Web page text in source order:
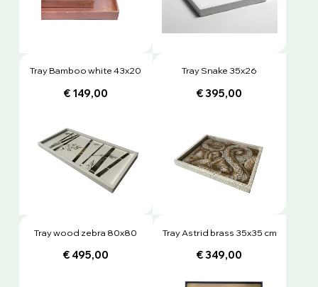
Tray Bamboo white 43x20
€ 149,00
Tray Snake 35x26
€ 395,00
Tray wood zebra 80x80
€ 495,00
Tray Astrid brass 35x35 cm
€ 349,00